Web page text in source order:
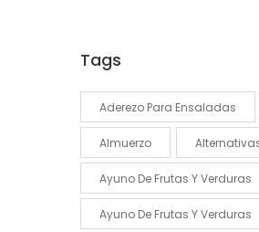
Tags
Aderezo Para Ensaladas
Almuerzo
Ayuno De Frutas Y Verduras
Ayuno De Frutas Y Verduras